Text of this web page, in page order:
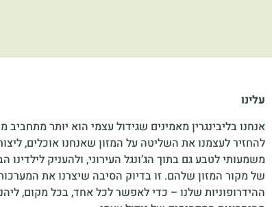
עלינו
אנחנו בליבינגרין מאמינים שגידול עצמי הוא יותר מתחביב
להחזיר לעצמנו את השליטה על המזון שאנחנו אוכלים,
משמעותי לטבע גם בתוך הג’ונגל העירוני, ולהעניק לילדינו
של מקור המזון שלהם. זו בדיוק הסיבה שיצרנו את
ההידרופוניות שלנו – כדי לאפשר לכל אחד, בכל מקום,